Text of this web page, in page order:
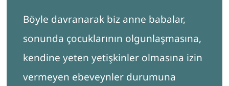
Böyle davranarak biz anne babalar,
sonunda çocuklarının olgunlaşmasına,
kendine yeten yetişkinler olmasına izin
vermeyen ebeveynler durumuna